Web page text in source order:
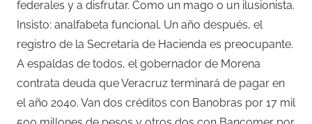
federales y a disfrutar. Como un mago o un ilusionista.
Insisto: analfabeta funcional. Un año después, el
registro de la Secretaría de Hacienda es preocupante.
A espaldas de todos, el gobernador de Morena
contrata deuda que Veracruz terminará de pagar en
el año 2040. Van dos créditos con Banobras por 17 mil